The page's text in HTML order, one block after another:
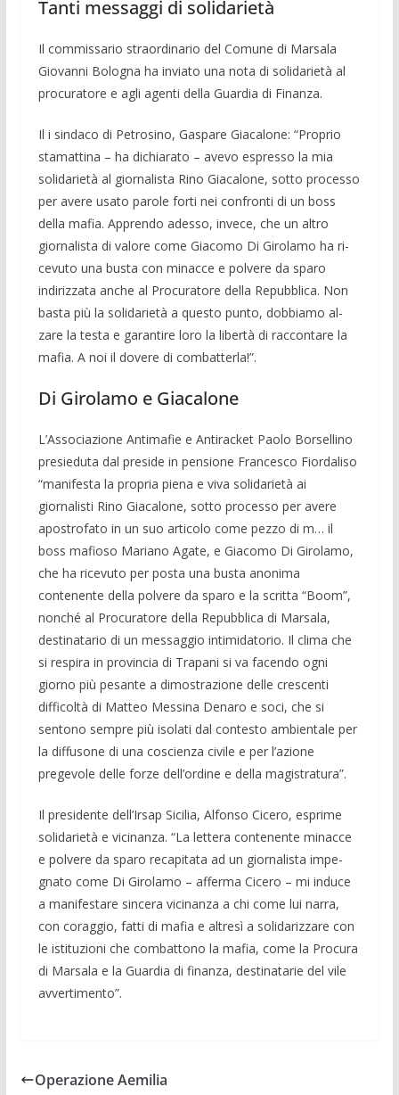
Tanti messaggi di solidarietà
Il commissario straordinario del Comu­ne di Marsala
Giovanni Bologna ha invia­to una nota di solidarietà al
procuratore e agli agenti della Guardia di Finanza.
Il i sindaco di Pe­trosino, Gaspare Giaca­lone: “Proprio
stamattina – ha dichiarato – avevo espresso la mia
solida­rietà al gior­nalista Rino Giacalone, sotto processo
per avere usato parole forti nei confronti di un boss
della mafia. Apprendo adesso, inve­ce, che un altro
giornalista di valore come Giacomo Di Girolamo ha ri­
cevuto una bu­sta con minacce e polvere da sparo
indiriz­zata anche al Pro­curatore della Repubbli­ca. Non
basta più la solidarietà a questo punto, dobbiamo al­
zare la testa e garantire loro la libertà di raccontare la
mafia. A noi il dovere di combatterla!”.
Di Girolamo e Giacalone
L’Associazione Antimafie e Antiracket Paolo Borsellino
presieduta dal preside in pensione Francesco Fiordaliso
“ma­nifesta la propria piena e viva solidarietà ai
giornalisti Rino Giacalone, sotto proces­so per avere
apostrofato in un suo articolo come pezzo di m… il
boss mafioso Ma­riano Agate, e Giacomo Di Girolamo,
che ha ricevuto per posta una busta anonima
contenente della polvere da sparo e la scritta “Boom”,
nonché al Procuratore del­la Repubblica di Marsala,
destinatario di un messaggio intimidatorio. Il clima che
si respira in provincia di Trapani si va facen­do ogni
giorno più pesante a dimostrazio­ne delle crescenti
difficoltà di Matteo Messina Denaro e soci, che si
sentono sempre più isolati dal contesto ambientale per
la diffusone di una coscienza civile e per l’azione
pregevole delle forze dell’ordine e della magistratura”.
Il presidente dell’Irsap Sicilia, Alfonso Cicero, esprime
solidarietà e vicinanza. “La lettera contenente minacce
e polvere da sparo recapitata ad un giornalista impe­
gnato come Di Girolamo – afferma Cicero – mi induce
a manifestare sincera vicinan­za a chi come lui narra,
con coraggio, fatti di mafia e altresì a solidarizzare con
le istituzioni che combattono la mafia, come la Procura
di Marsala e la Guardia di fi­nanza, destinatarie del vile
avvertimento”.
Operazione Aemilia